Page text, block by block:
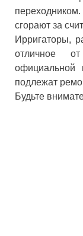
сгорают за
Ирригаторы,
отличное
официальной
подлежат
Будьте